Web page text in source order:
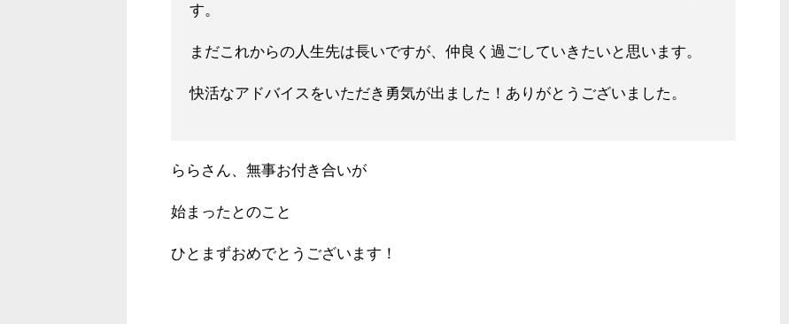
す。
まだこれからの人生先は長いですが、仲良く過ごしていきたいと思います。
快活なアドバイスをいただき勇気が出ました！ありがとうございました。
ららさん、無事お付き合いが
始まったとのこと
ひとまずおめでとうございます！